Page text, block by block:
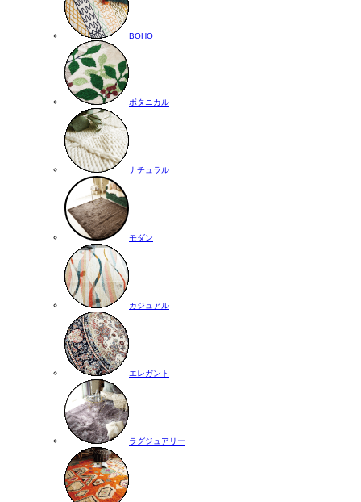
BOHO
ボタニカル
ナチュラル
モダン
カジュアル
エレガント
ラグジュアリー